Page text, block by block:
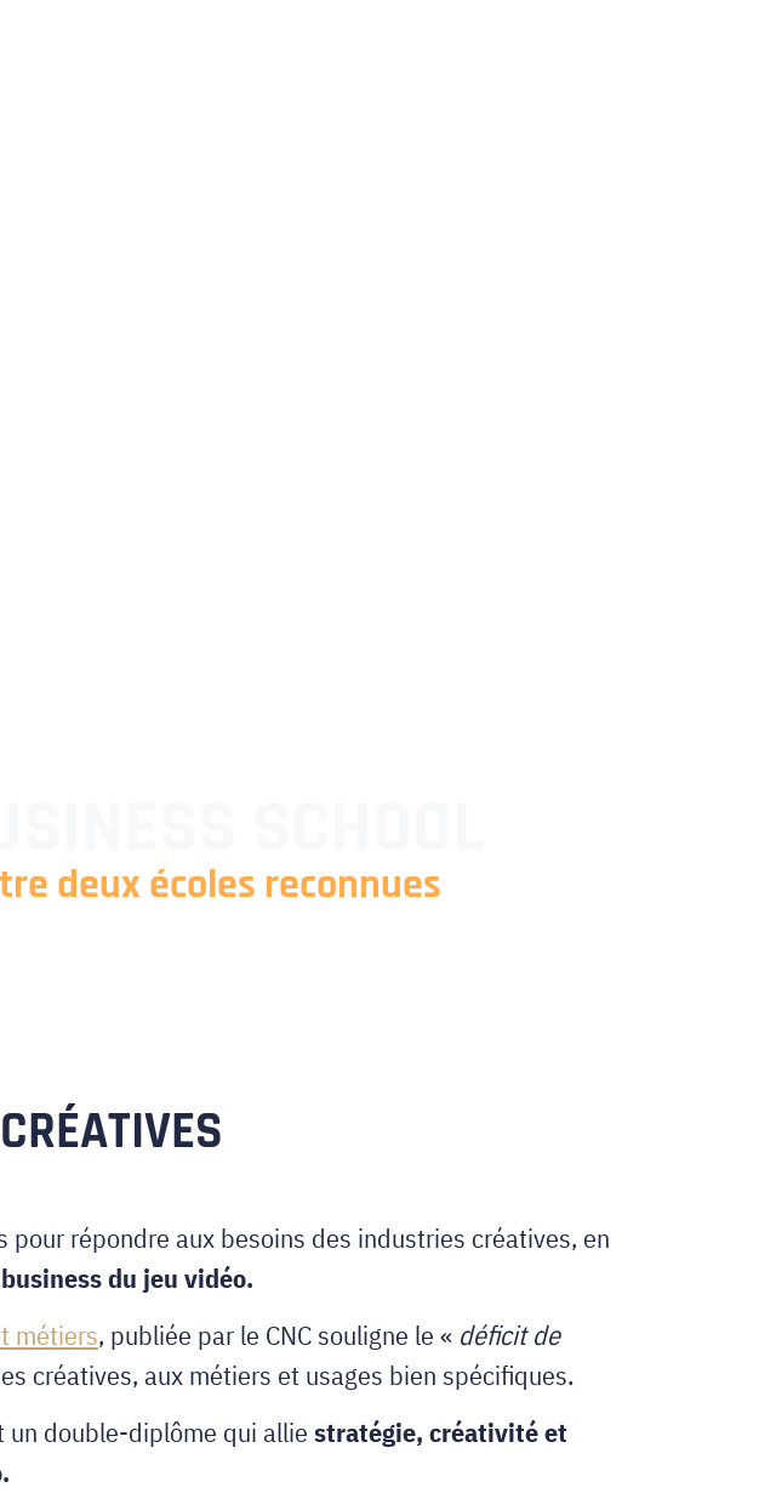
deux écoles reconnues
répondre aux besoins des industries créatives, en
du jeu vidéo.
métiers, publiée par le CNC souligne le « déficit de
créatives, aux métiers et usages bien spécifiques.
un double-diplôme qui allie stratégie, créativité et